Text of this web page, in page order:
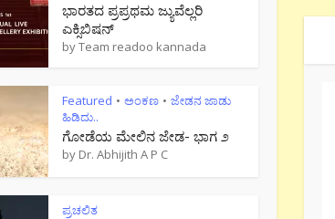
ಭಾರತದ ಪ್ರಪ್ರಥಮ ಜ್ಯುವೆಲ್ಲರಿ
ಎಕ್ಸಿಬಿಷನ್
byTeam readoo kannada
Featured • ಅಂಕಣ • ಜೇಡನ ಜಾಡು
ಹಿಡಿದು..
ಗೋಡೆಯ ಮೇಲಿನ ಜೇಡ- ಭಾಗ ೨
by Dr. Abhijith A P C
ಪ್ರಚಲಿತ